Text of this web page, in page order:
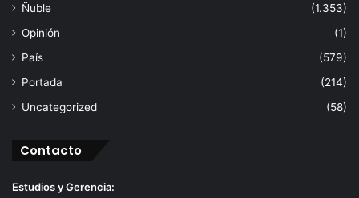
Ñuble
(1.353)
Opinión
(1)
País
(579)
Portada
(214)
Uncategorized
(58)
Contacto
Estudios y Gerencia: